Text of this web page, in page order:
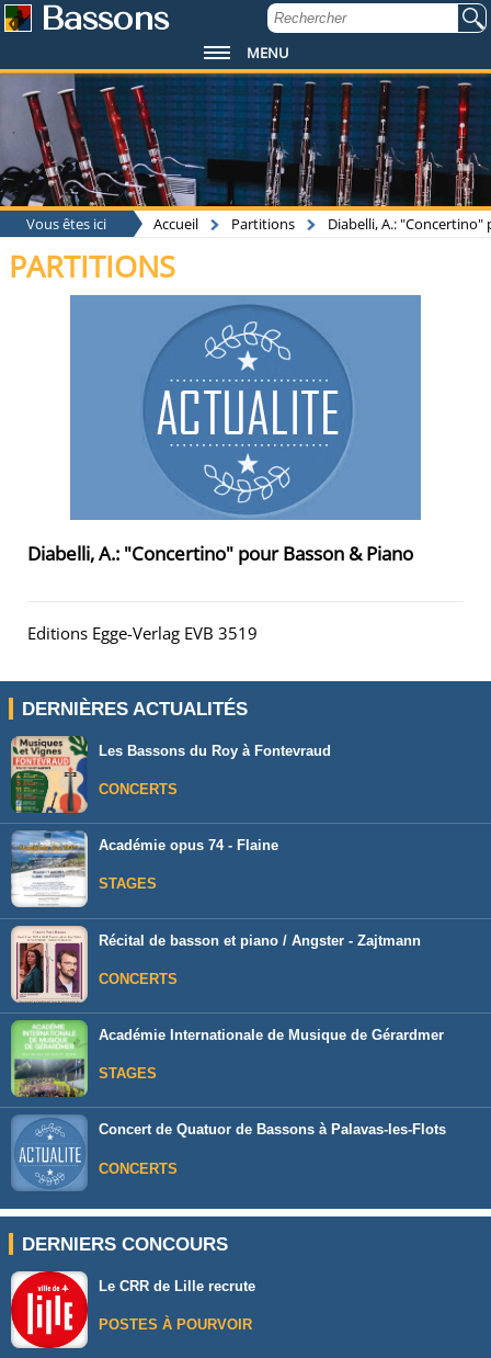
Bassons
MENU
Vous êtes ici Accueil Partitions Diabelli, A.: "Concertino"
PARTITIONS
Diabelli, A.: "Concertino" pour Basson & Piano
Editions Egge-Verlag EVB 3519
DERNIÈRES ACTUALITÉS
Les Bassons du Roy à Fontevraud
CONCERTS
Académie opus 74 - Flaine
STAGES
Récital de basson et piano / Angster - Zajtmann
CONCERTS
Académie Internationale de Musique de Gérardmer
STAGES
Concert de Quatuor de Bassons à Palavas-les-Flots
CONCERTS
DERNIERS CONCOURS
Le CRR de Lille recrute
POSTES À POURVOIR